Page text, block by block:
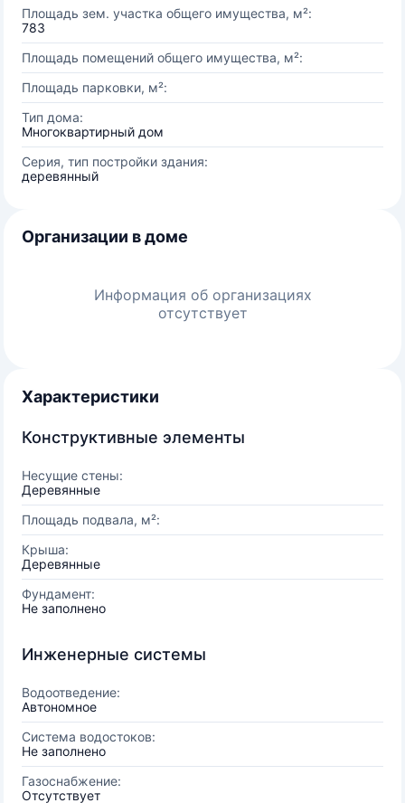
Площадь зем. участка общего имущества, м²:
783
Площадь помещений общего имущества, м²:
Площадь парковки, м²:
Тип дома:
Многоквартирный дом
Серия, тип постройки здания:
деревянный
Организации в доме
Информация об организациях
отсутствует
Характеристики
Конструктивные элементы
Несущие стены:
Деревянные
Площадь подвала, м²:
Крыша:
Деревянные
Фундамент:
Не заполнено
Инженерные системы
Водоотведение:
Автономное
Система водостоков:
Не заполнено
Газоснабжение:
Отсутствует